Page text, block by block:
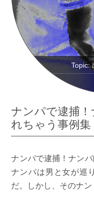
Topic:
ナンパで逮捕
れちゃう事例集
ナンパで逮捕！ナン
ナンパは男と女が巡
だ。しかし、そのナ